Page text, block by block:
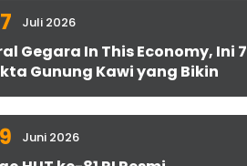
Juli 2026
Gegara In This Economy, Ini 7
Gunung Kawi yang Bikin
Juni 2026